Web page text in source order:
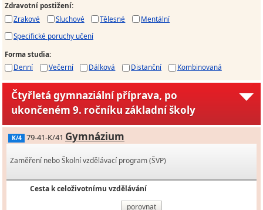
Zdravotní postižení:
Zrakové
Sluchové Tělesné
Mentální
Specifické poruchy učení
Forma studia:
Denní
Večerní Dálková Distanční Kombinovaná
Čtyřletá gymnaziální příprava, po
ukončeném 9. ročníku základní školy
K/4 79-41-K/41 Gymnázium
Zaměření nebo Školní vzdělávací program (ŠVP)
Cesta k celoživotnímu vzdělávání
porovnat